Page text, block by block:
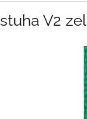
stuha V2